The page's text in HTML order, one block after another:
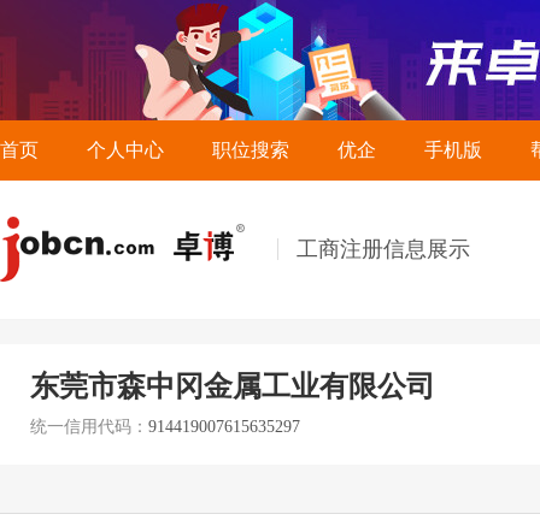
首页 个人中心 职位搜索 优企 手机版
工商注册信息展示
东莞市森中冈金属工业有限公司
统一信用代码： 914419007615635297